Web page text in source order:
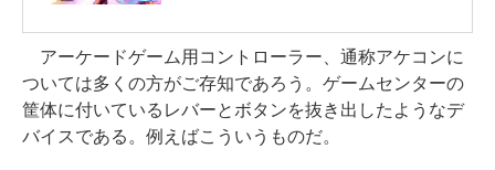
アーケードゲーム用コントローラー、通称アケコンに
ついては多くの方がご存知であろう。ゲームセンターの
筐体に付いているレバーとボタンを抜き出したようなデ
バイスである。例えばこういうものだ。